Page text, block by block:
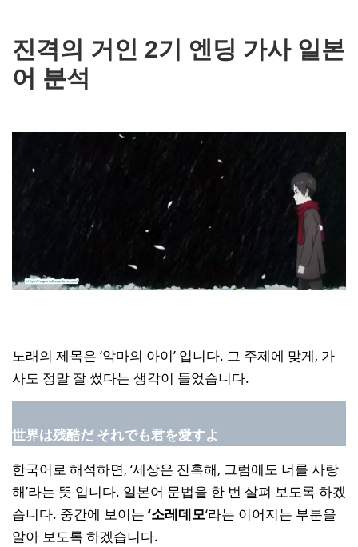
진격의 거인 2기 엔딩 가사 일본
어 분석
노래의 제목은 ‘악마의 아이’ 입니다. 그 주제에 맞게, 가
사도 정말 잘 썼다는 생각이 들었습니다.
世界は残酷だ それでも君を愛すよ
한국어로 해석하면, ‘세상은 잔혹해, 그럼에도 너를 사랑
해’라는 뜻 입니다. 일본어 문법을 한 번 살펴 보도록 하겠
습니다. 중간에 보이는 ‘소레데모‘라는 이어지는 부분을
알아 보도록 하겠습니다.